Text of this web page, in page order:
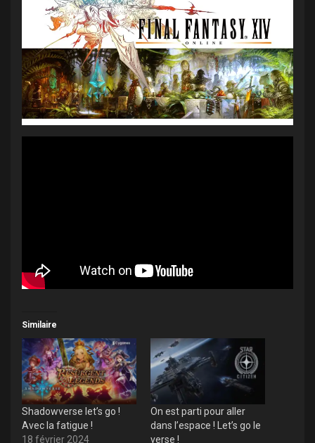
Similaire
Shadowverse let’s go !
Avec la fatigue !
18 février 2024
On est parti pour aller
dans l’espace ! Let’s go le
verse !